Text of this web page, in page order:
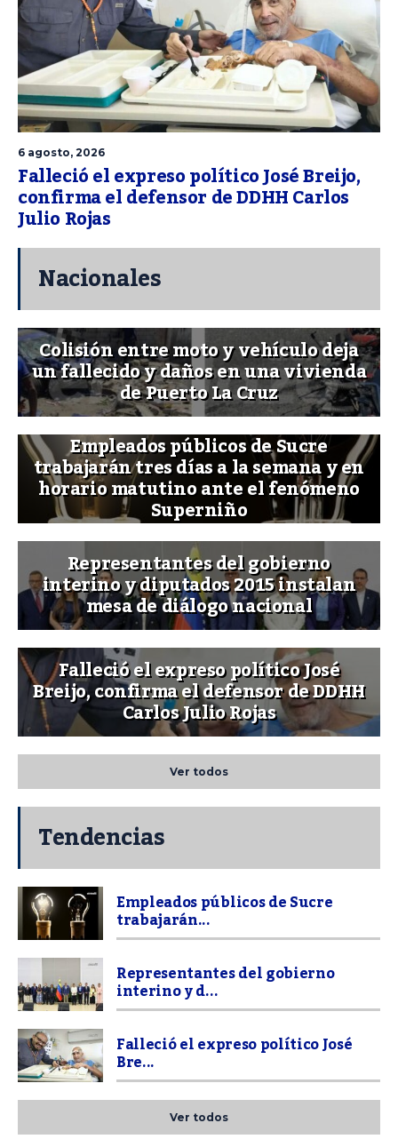
6 agosto, 2026
Falleció el expreso político José Breijo,
confirma el defensor de DDHH Carlos
Julio Rojas
Nacionales
Colisión entre moto y vehículo deja
un fallecido y daños en una vivienda
de Puerto La Cruz
Empleados públicos de Sucre
trabajarán tres días a la semana y en
horario matutino ante el fenómeno
Superniño
Representantes del gobierno
interino y diputados 2015 instalan
mesa de diálogo nacional
Falleció el expreso político José
Breijo, confirma el defensor de DDHH
Carlos Julio Rojas
Ver todos
Tendencias
Empleados públicos de Sucre
trabajarán...
Representantes del gobierno
interino y d...
Falleció el expreso político José
Bre...
Ver todos